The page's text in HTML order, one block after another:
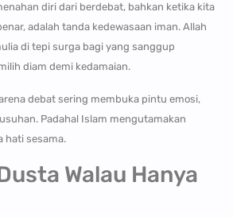
diri dari berdebat, bahkan ketika kita
adalah tanda kedewasaan iman. Allah
di tepi surga bagi yang sanggup
diam demi kedamaian.
debat sering membuka pintu emosi,
Padahal Islam mengutamakan
hati sesama.
Walau Hanya